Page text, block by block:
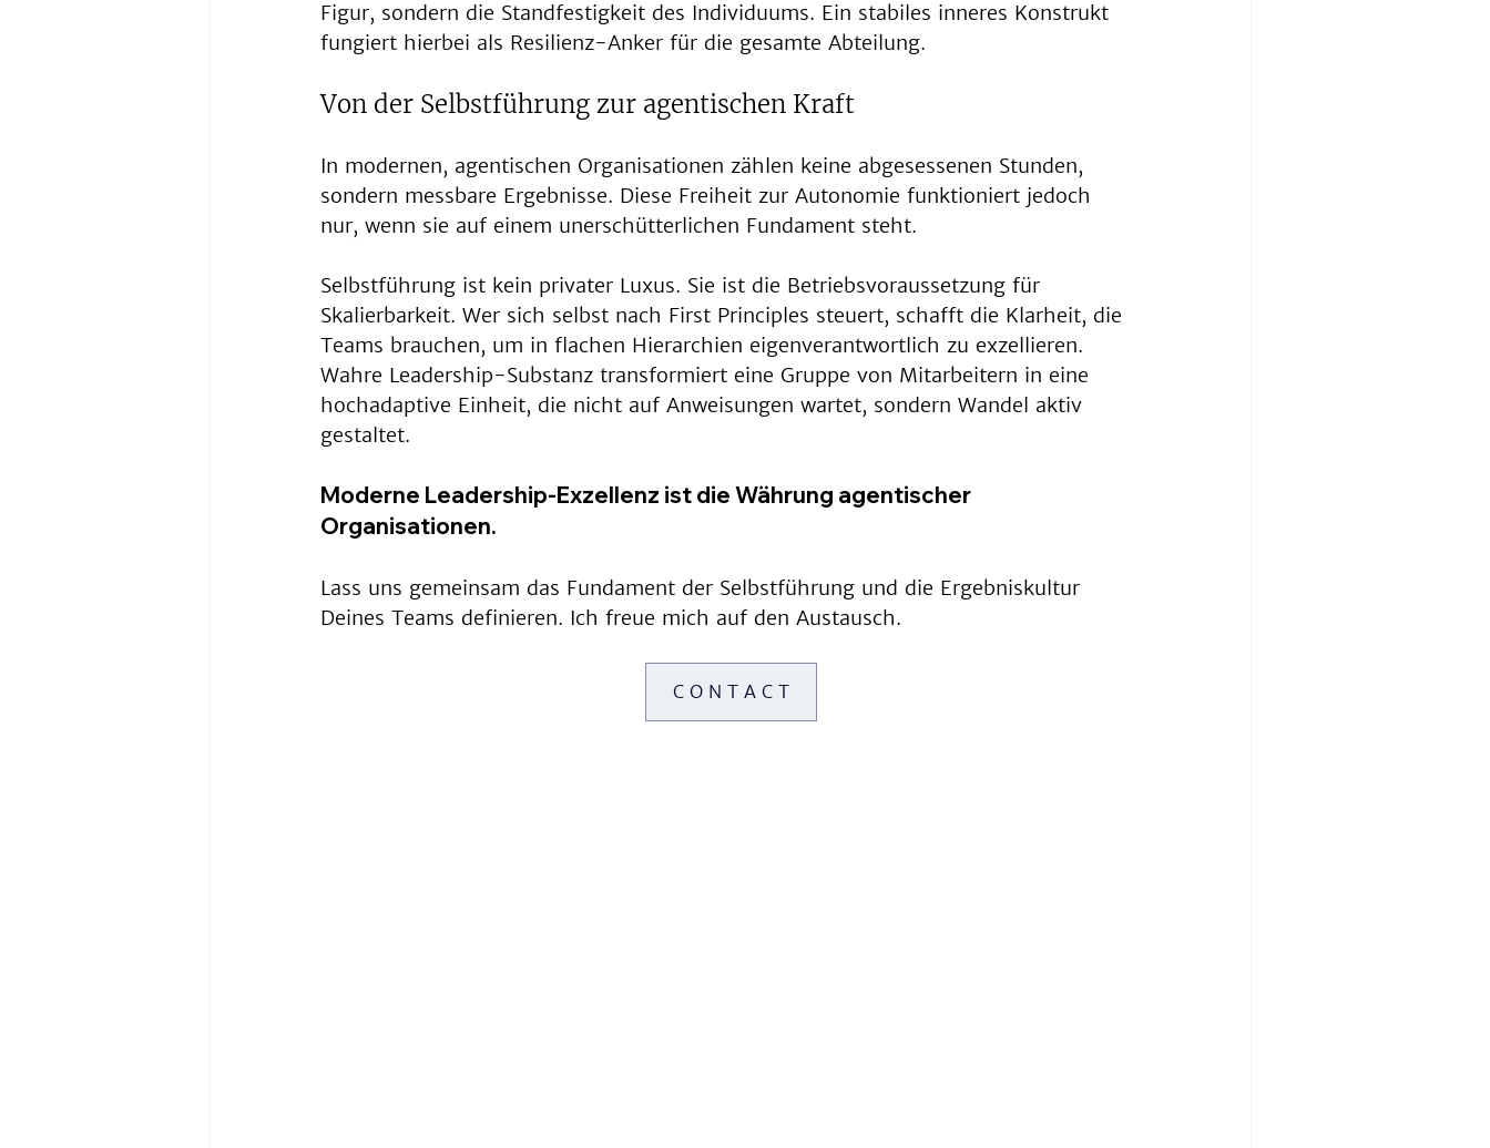
Figur, sondern die Standfestigkeit des Individuums. Ein stabiles inneres Konstrukt
fungiert hierbei als Resilienz-Anker für die gesamte Abteilung.
Von der Selbstführung zur agentischen Kraft
In modernen, agentischen Organisationen zählen keine abgesessenen Stunden,
sondern messbare Ergebnisse. Diese Freiheit zur Autonomie funktioniert jedoch
nur, wenn sie auf einem unerschütterlichen Fundament steht.
Selbstführung ist kein privater Luxus. Sie ist die Betriebsvoraussetzung für
Skalierbarkeit. Wer sich selbst nach First Principles steuert, schafft die Klarheit, die
Teams brauchen, um in flachen Hierarchien eigenverantwortlich zu exzellieren.
Wahre Leadership-Substanz transformiert eine Gruppe von Mitarbeitern in eine
hochadaptive Einheit, die nicht auf Anweisungen wartet, sondern Wandel aktiv
gestaltet.
Moderne Leadership-Exzellenz ist die Währung agentischer
Organisationen.
Lass uns gemeinsam das Fundament der Selbstführung und die Ergebniskultur
Deines Teams definieren. Ich freue mich auf den Austausch.
C O N T A C T